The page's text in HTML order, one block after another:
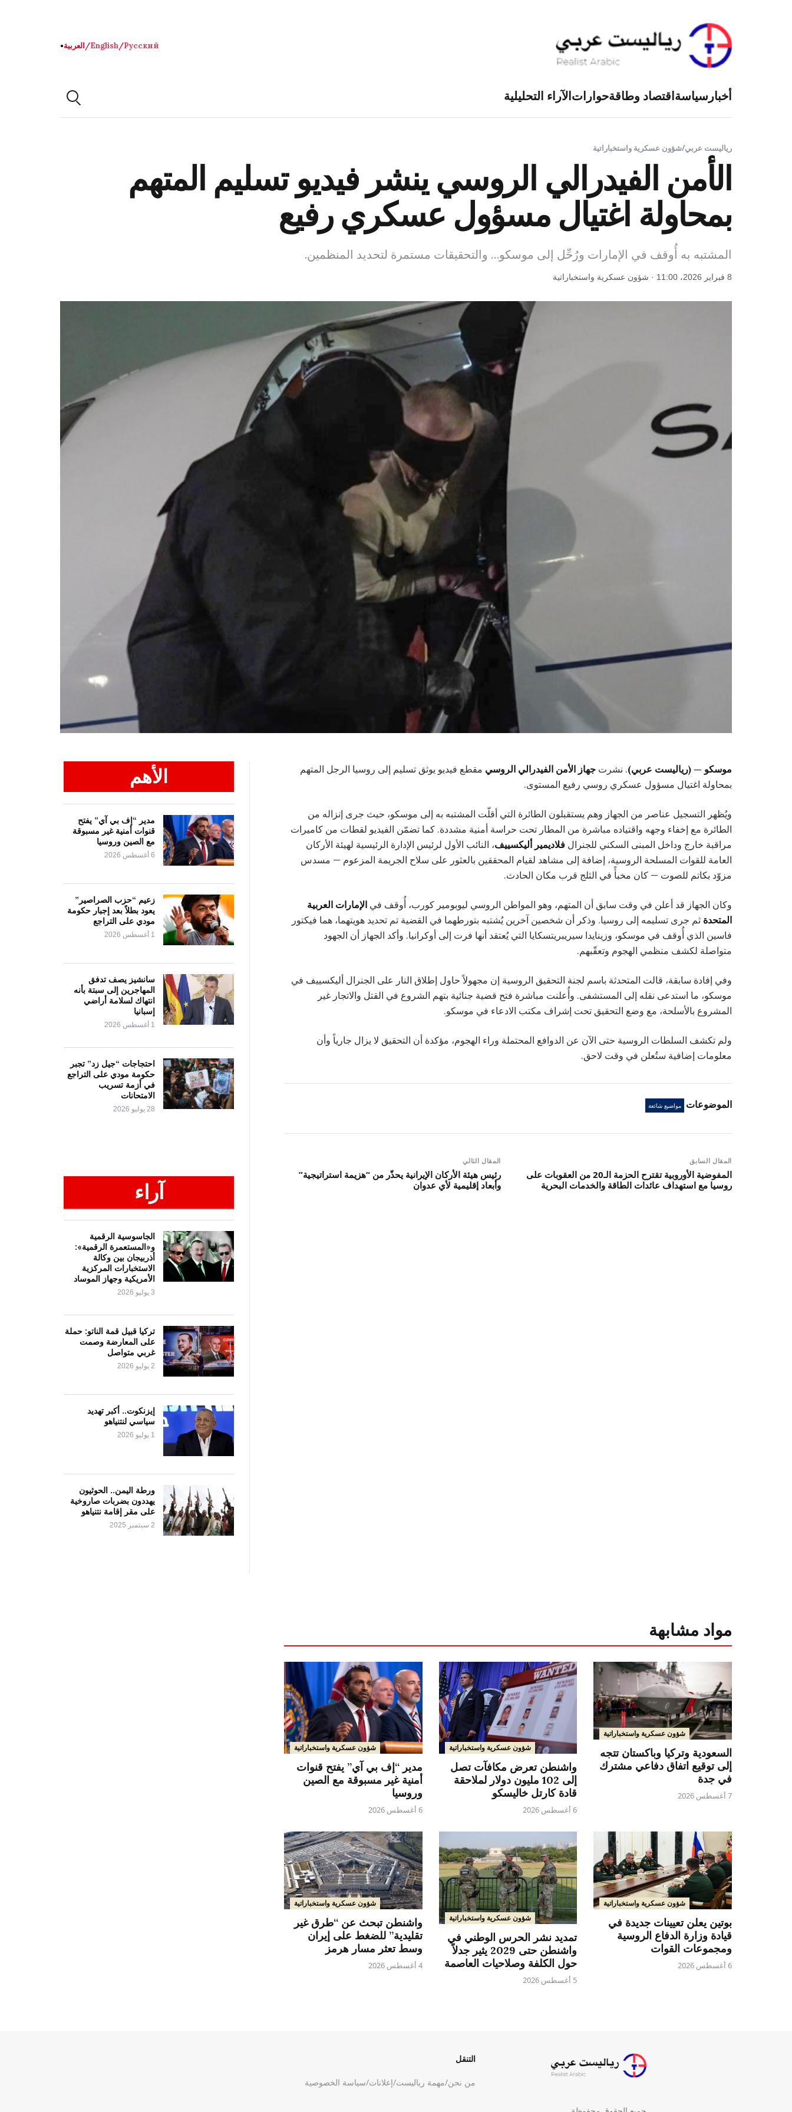
Русский
/
English
/العربية●
أخبار سياسةاقتصاد وطاقةحواراتالآراء التحليلية
رياليست عربي/شؤون عسكرية واستخباراتية
الأمن الفيدرالي الروسي ينشر فيديو تسليم المتهم
بمحاولة اغتيال مسؤول عسكري رفيع
المشتبه به أُوقف في الإمارات ورُحِّل إلى موسكو… والتحقيقات مستمرة لتحديد المنظمين.
8 فبراير 2026، 11:00 · شؤون عسكرية واستخباراتية
موسكو — (رياليست عربي). نشرت جهاز الأمن الفيدرالي الروسي مقطع فيديو يوثق تسليم إلى روسيا الرجل المتهم
بمحاولة اغتيال مسؤول عسكري روسي رفيع المستوى.
ويُظهر التسجيل عناصر من الجهاز وهم يستقبلون الطائرة التي أقلّت المشتبه به إلى موسكو، حيث جرى إنزاله من
الطائرة مع إخفاء وجهه واقتياده مباشرة من المطار تحت حراسة أمنية مشددة. كما تضمّن الفيديو لقطات من كاميرات
مراقبة خارج وداخل المبنى السكني للجنرال فلاديمير أليكسييف، النائب الأول لرئيس الإدارة الرئيسية لهيئة الأركان
العامة للقوات المسلحة الروسية، إضافة إلى مشاهد لقيام المحققين بالعثور على سلاح الجريمة المزعوم — مسدس
مزوّد بكاتم للصوت — كان مخبأً في الثلج قرب مكان الحادث.
وكان الجهاز قد أعلن في وقت سابق أن المتهم، وهو المواطن الروسي ليوبومير كورب، أُوقف في الإمارات العربية
المتحدة ثم جرى تسليمه إلى روسيا. وذكر أن شخصين آخرين يُشتبه بتورطهما في القضية تم تحديد هويتهما، هما فيكتور
فاسين الذي أُوقف في موسكو، وزينايدا سيريبريتسكايا التي يُعتقد أنها فرت إلى أوكرانيا. وأكد الجهاز أن الجهود
متواصلة لكشف منظمي الهجوم وتعقّبهم.
وفي إفادة سابقة، قالت المتحدثة باسم لجنة التحقيق الروسية إن مجهولاً حاول إطلاق النار على الجنرال أليكسييف في
موسكو، ما استدعى نقله إلى المستشفى. وأُعلنت مباشرة فتح قضية جنائية بتهم الشروع في القتل والاتجار غير
المشروع بالأسلحة، مع وضع التحقيق تحت إشراف مكتب الادعاء في موسكو.
ولم تكشف السلطات الروسية حتى الآن عن الدوافع المحتملة وراء الهجوم، مؤكدة أن التحقيق لا يزال جارياً وأن
معلومات إضافية ستُعلن في وقت لاحق.
الموضوعات مواضيع شائعة
المقال السابق
المفوضية الأوروبية تقترح الحزمة الـ20 من العقوبات على
روسيا مع استهداف عائدات الطاقة والخدمات البحرية
المقال التالي
رئيس هيئة الأركان الإيرانية يحذّر من “هزيمة استراتيجية”
وأبعاد إقليمية لأي عدوان
الأهم
مدير “إف بي آي” يفتح
قنوات أمنية غير مسبوقة
مع الصين وروسيا
6 أغسطس 2026
زعيم “حزب الصراصير”
يعود بطلاً بعد إجبار حكومة
مودي على التراجع
1 أغسطس 2026
سانشيز يصف تدفق
المهاجرين إلى سبتة بأنه
انتهاك لسلامة أراضي
إسبانيا
1 أغسطس 2026
احتجاجات “جيل زد” تجبر
حكومة مودي على التراجع
في أزمة تسريب
الامتحانات
28 يوليو 2026
آراء
الجاسوسية الرقمية
و«المستعمرة الرقمية»:
أذربيجان بين وكالة
الاستخبارات المركزية
الأمريكية وجهاز الموساد
3 يوليو 2026
تركيا قبيل قمة الناتو: حملة
على المعارضة وصمت
غربي متواصل
2 يوليو 2026
إيزنكوت.. أكبر تهديد
سياسي لنتنياهو
1 يوليو 2026
ورطة اليمن.. الحوثيون
يهددون بضربات صاروخية
على مقر إقامة نتنياهو
2 سبتمبر 2025
مواد مشابهة
شؤون عسكرية واستخباراتية
السعودية وتركيا وباكستان تتجه
إلى توقيع اتفاق دفاعي مشترك
في جدة
7 أغسطس 2026
شؤون عسكرية واستخباراتية
واشنطن تعرض مكافآت تصل
إلى 102 مليون دولار لملاحقة
قادة كارتل خاليسكو
6 أغسطس 2026
شؤون عسكرية واستخباراتية
مدير “إف بي آي” يفتح قنوات
أمنية غير مسبوقة مع الصين
وروسيا
6 أغسطس 2026
شؤون عسكرية واستخباراتية
بوتين يعلن تعيينات جديدة في
قيادة وزارة الدفاع الروسية
ومجموعات القوات
6 أغسطس 2026
شؤون عسكرية واستخباراتية
تمديد نشر الحرس الوطني في
واشنطن حتى 2029 يثير جدلاً
حول الكلفة وصلاحيات العاصمة
5 أغسطس 2026
شؤون عسكرية واستخباراتية
واشنطن تبحث عن “طرق غير
تقليدية” للضغط على إيران
وسط تعثر مسار هرمز
4 أغسطس 2026
التنقل
من نحن/مهمة رياليست/إعلانات/سياسة الخصوصية